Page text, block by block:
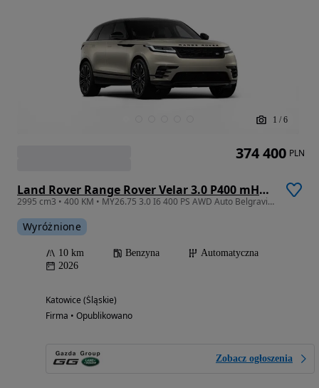
1 / 6
Land Rover Range Rover Velar 3.0 P400 mHEV Belgravia Edition
2995 cm3 • 400 KM • MY26.75 3.0 I6 400 PS AWD Auto Belgravia Edition
Wyróżnione
10 km Benzyna
Automatyczna
2026
Katowice (Śląskie)
Firma • Opublikowano
Zobacz ogłoszenia
374 400 PLN